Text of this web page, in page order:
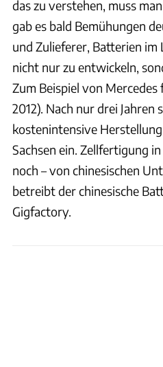
das zu verstehen, muss
gab es bald Bemühungen
und Zulieferer, Batterien im
nicht nur zu entwickeln,
Zum Beispiel von
2012). Nach nur drei Jahren
kostenintensive
Sachsen ein. Zellfertigung
noch – von chinesischen
betreibt der chinesische
Gigfactory.